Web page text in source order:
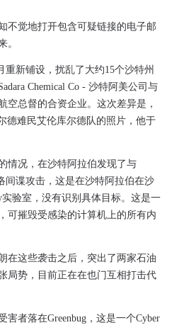
不觉地打开包含可疑链接的电子邮
。
重新铺设，扰乱了大约15个沙特州
Chemical Co - 沙特阿美公司与
空总督的合资企业。这次差异是，
德难民艾伦库尔德队的照片，他于
情况，在沙特阿拉伯发现了与
间谍攻击，这是在沙特阿拉伯在沙
实验室，没有识别具体目标。这是一
可摧毁受感染的计算机上的所有内
在这些袭击之后，突出了两家石油
局势，目前正在在也门互相打击代
害者落在Greenbug，这是一个Cyber​​